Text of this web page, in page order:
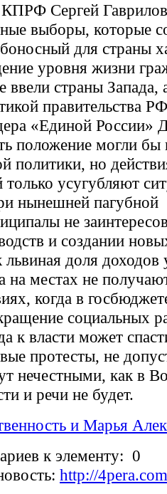
Сергей Гаврилов
выборы, которые
для страны
уровня жизни
ввели страны Запада,
правительства РФ
«Единой России»
положение могли бы
политики, но
только усугубляют
нынешней пагубной
не
и создании
львиная доля доходов
на местах не
когда в
социальных
к власти может
протесты, не
нечестными, как в
и речи не будет.
и Марья
к элементу: 0
http://